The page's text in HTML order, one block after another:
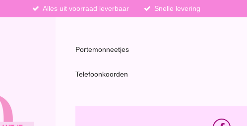
Alles uit voorraad leverbaar Snelle levering
Portemonneetjes
Telefoonkoorden